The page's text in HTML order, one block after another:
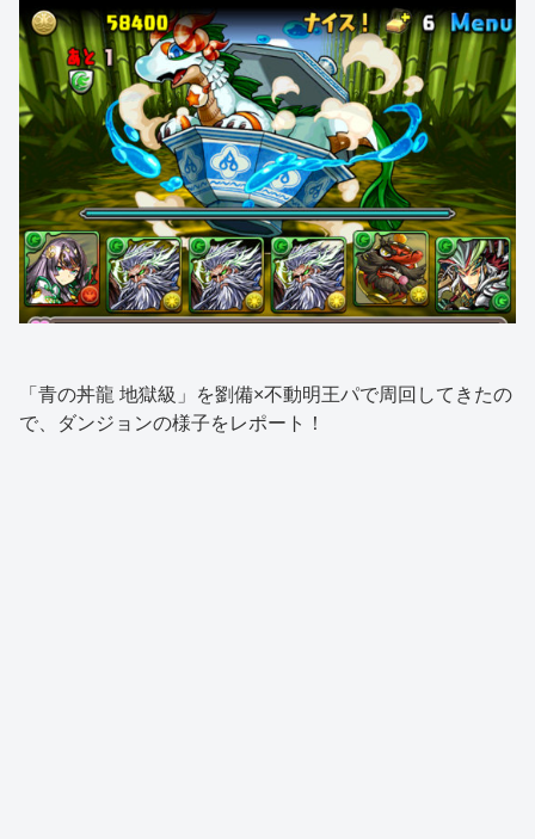
「青の丼龍 地獄級」を劉備×不動明王パで周回してきたの
で、ダンジョンの様子をレポート！